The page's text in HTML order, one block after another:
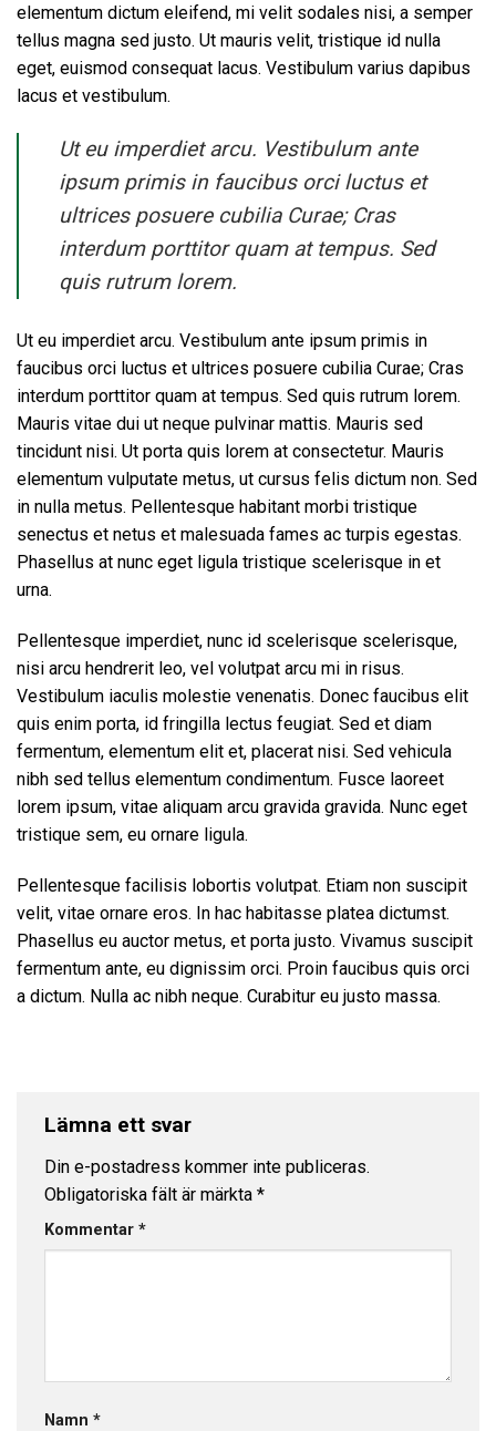
elementum dictum eleifend, mi velit sodales nisi, a semper
tellus magna sed justo. Ut mauris velit, tristique id nulla
eget, euismod consequat lacus. Vestibulum varius dapibus
lacus et vestibulum.
Ut eu imperdiet arcu. Vestibulum ante
ipsum primis in faucibus orci luctus et
ultrices posuere cubilia Curae; Cras
interdum porttitor quam at tempus. Sed
quis rutrum lorem.
Ut eu imperdiet arcu. Vestibulum ante ipsum primis in
faucibus orci luctus et ultrices posuere cubilia Curae; Cras
interdum porttitor quam at tempus. Sed quis rutrum lorem.
Mauris vitae dui ut neque pulvinar mattis. Mauris sed
tincidunt nisi. Ut porta quis lorem at consectetur. Mauris
elementum vulputate metus, ut cursus felis dictum non. Sed
in nulla metus. Pellentesque habitant morbi tristique
senectus et netus et malesuada fames ac turpis egestas.
Phasellus at nunc eget ligula tristique scelerisque in et
urna.
Pellentesque imperdiet, nunc id scelerisque scelerisque,
nisi arcu hendrerit leo, vel volutpat arcu mi in risus.
Vestibulum iaculis molestie venenatis. Donec faucibus elit
quis enim porta, id fringilla lectus feugiat. Sed et diam
fermentum, elementum elit et, placerat nisi. Sed vehicula
nibh sed tellus elementum condimentum. Fusce laoreet
lorem ipsum, vitae aliquam arcu gravida gravida. Nunc eget
tristique sem, eu ornare ligula.
Pellentesque facilisis lobortis volutpat. Etiam non suscipit
velit, vitae ornare eros. In hac habitasse platea dictumst.
Phasellus eu auctor metus, et porta justo. Vivamus suscipit
fermentum ante, eu dignissim orci. Proin faucibus quis orci
a dictum. Nulla ac nibh neque. Curabitur eu justo massa.
Lämna ett svar
Din e-postadress kommer inte publiceras.
Obligatoriska fält är märkta *
Kommentar *
Namn *